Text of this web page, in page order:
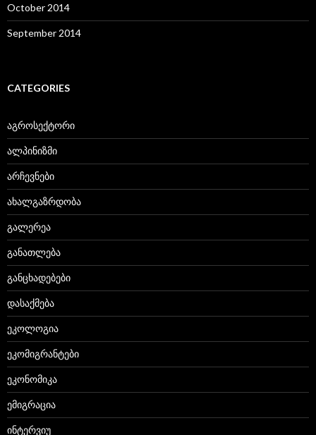
October 2014
September 2014
CATEGORIES
აგროსექტორი
ალპინიზმი
არჩევნები
ახალგაზრდობა
გალერეა
განათლება
განცხადებები
დასაქმება
ეკოლოგია
ეკომიგრანტები
ეკონომიკა
ემიგრაცია
ინტერვიუ